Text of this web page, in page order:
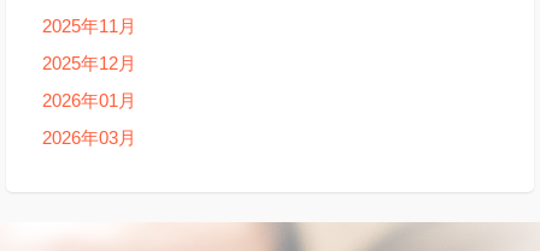
2025年11月
2025年12月
2026年01月
2026年03月